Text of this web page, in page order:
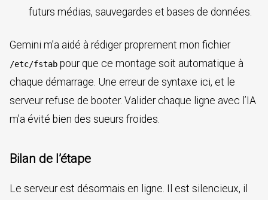
futurs médias, sauvegardes et bases de données.
Gemini m’a aidé à rédiger proprement mon fichier
/etc/fstab pour que ce montage soit automatique à
chaque démarrage. Une erreur de syntaxe ici, et le
serveur refuse de booter. Valider chaque ligne avec l’IA
m’a évité bien des sueurs froides.
Bilan de l’étape
Le serveur est désormais en ligne. Il est silencieux, il